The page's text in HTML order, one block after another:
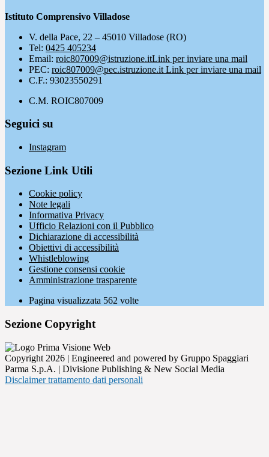
Istituto Comprensivo Villadose
V. della Pace, 22 – 45010 Villadose (RO)
Tel: 0425 405234
Email: roic807009@istruzione.itLink per inviare una mail
PEC: roic807009@pec.istruzione.it Link per inviare una mail
C.F.: 93023550291
C.M. ROIC807009
Seguici su
Instagram
Sezione Link Utili
Cookie policy
Note legali
Informativa Privacy
Ufficio Relazioni con il Pubblico
Dichiarazione di accessibilità
Obiettivi di accessibilità
Whistleblowing
Gestione consensi cookie
Amministrazione trasparente
Pagina visualizzata 562 volte
Sezione Copyright
Copyright 2026 | Engineered and powered by Gruppo Spaggiari
Parma S.p.A. | Divisione Publishing & New Social Media
Disclaimer trattamento dati personali